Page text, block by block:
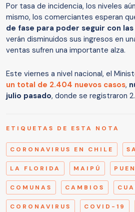
Por tasa de incidencia, los niveles
mismo, los comerciantes esperan
de fase para poder seguir con
verán disminuidos sus ingresos en
ventas sufren una importante alza.
Este viernes a nivel nacional, el
un total de 2.404 nuevos casos,
julio pasado, donde se registraron
ETIQUETAS DE ESTA NOTA
CORONAVIRUS EN CHILE
LA FLORIDA MAIPÚ
COMUNAS CAMBIOS
CORONAVIRUS COVID-19